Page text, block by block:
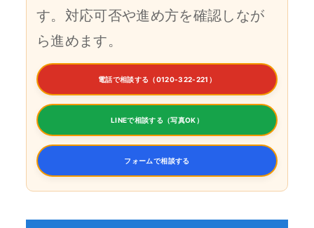
す。対応可否や進め方を確認しなが
ら進めます。
電話で相談する（0120-322-221）
LINEで相談する（写真OK）
フォームで相談する